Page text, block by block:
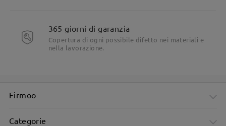
365 giorni di garanzia
Copertura di ogni possibile difetto nei materiali e
nella lavorazione.
Firmoo
Categorie